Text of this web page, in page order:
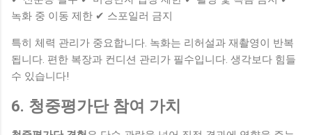
녹화 중 이동 제한 ✔ 스포일러 금지
특히 체력 관리가 중요합니다. 녹화는 리허설과 재촬영이 반복
됩니다. 편한 복장과 컨디션 관리가 필수입니다. 생각보다 힘들
수 있습니다!
6. 청중평가단 참여 가치